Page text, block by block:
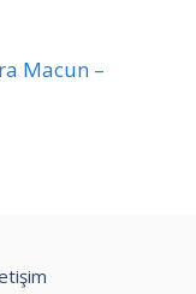
Macun –